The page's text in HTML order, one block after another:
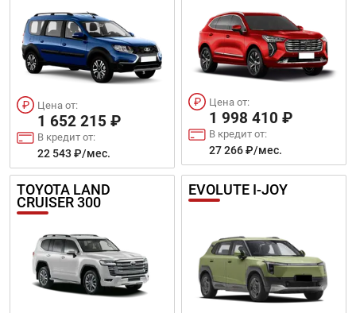
Цена от:
1 652 215 ₽
В кредит от:
22 543 ₽/мес.
Цена от:
1 998 410 ₽
В кредит от:
27 266 ₽/мес.
TOYOTA LAND
CRUISER 300
EVOLUTE I-JOY